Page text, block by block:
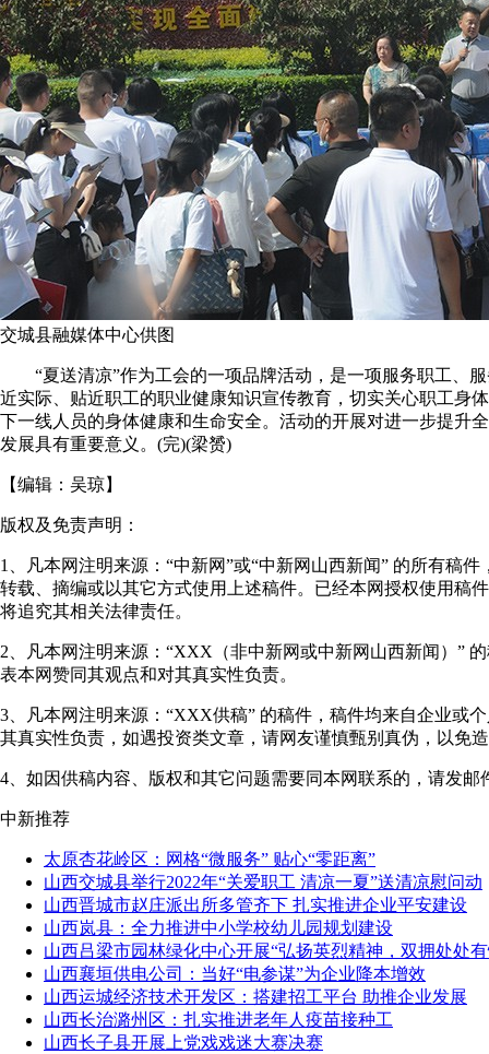
交城县融媒体中心供图
“夏送清凉”作为工会的一项品牌活动，是一项服务职工、服
近实际、贴近职工的职业健康知识宣传教育，切实关心职工身
下一线人员的身体健康和生命安全。活动的开展对进一步提升
发展具有重要意义。(完)(梁赟)
【编辑： 吴琼】
版权及免责声明：
1、凡本网注明来源：“中新网”或“中新网山西新闻” 的所有稿
转载、摘编或以其它方式使用上述稿件。已经本网授权使用稿
将追究其相关法律责任。
2、凡本网注明来源：“XXX（非中新网或中新网山西新闻）”
表本网赞同其观点和对其真实性负责。
3、凡本网注明来源：“XXX供稿” 的稿件，稿件均来自企业或
其真实性负责，如遇投资类文章，请网友谨慎甄别真伪，以免
4、如因供稿内容、版权和其它问题需要同本网联系的，请发邮
中新推荐
太原杏花岭区：网格“微服务” 贴心“零距离”
山西交城县举行2022年“关爱职工 清凉一夏”送清凉慰问动
山西晋城市赵庄派出所多管齐下 扎实推进企业平安建设
山西岚县：全力推进中小学校幼儿园规划建设
山西吕梁市园林绿化中心开展“弘扬英烈精神，双拥处处
山西襄垣供电公司：当好“电参谋”为企业降本增效
山西运城经济技术开发区：搭建招工平台 助推企业发展
山西长治潞州区：扎实推进老年人疫苗接种工
山西长子县开展上党戏戏迷大赛决赛